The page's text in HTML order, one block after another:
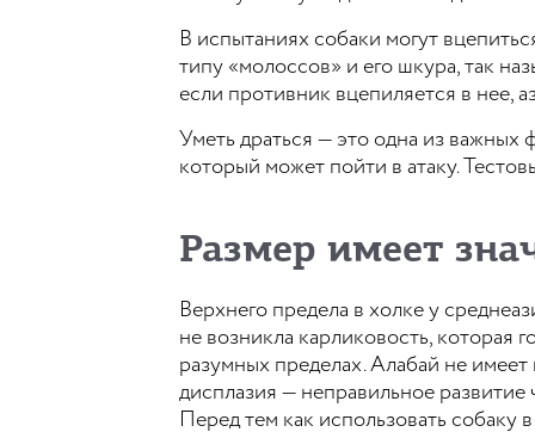
В испытаниях собаки могут
типу «молоссов» и его шкура, так
если противник вцепиляется в нее,
Уметь драться — это одна из важных
который может пойти в атаку.
Размер имеет
Верхнего предела в холке у
не возникла карликовость, которая
разумных пределах. Алабай не
дисплазия — неправильное развитие
Перед тем как использовать